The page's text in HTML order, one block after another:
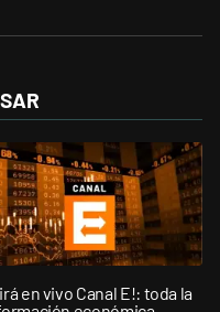
en vivo Canal E!: toda la